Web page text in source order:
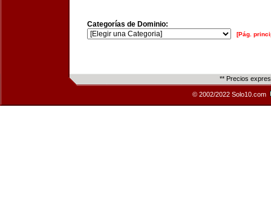
Categorías de Dominio:
[Pág.
** Precios
© 2002/2022 Solo10.com